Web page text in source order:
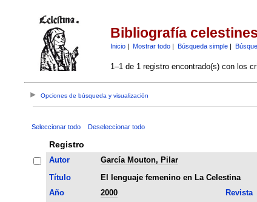
Bibliografía
Inicio| Mostrar todo| Búsqueda simple|
1–1 de 1 registro encontrado(s) con los
Opciones de búsqueda y visualización
Seleccionar todo Deseleccionar todo
Registro
Autor
García Mouton, Pilar
Título
El lenguaje femenino en La Celestina
Año
2000 Revista